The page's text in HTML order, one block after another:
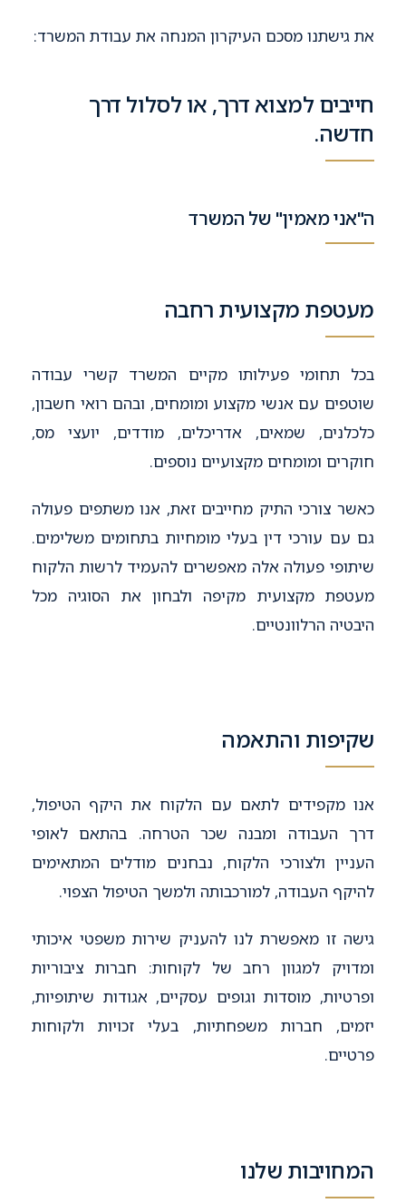
את גישתנו מסכם העיקרון המנחה את עבודת המשרד:
חייבים למצוא דרך, או לסלול דרך
חדשה.
ה"אני מאמין" של המשרד
מעטפת מקצועית רחבה
בכל תחומי פעילותו מקיים המשרד קשרי עבודה
שוטפים עם אנשי מקצוע ומומחים, ובהם רואי חשבון,
כלכלנים, שמאים, אדריכלים, מודדים, יועצי מס,
חוקרים ומומחים מקצועיים נוספים.
כאשר צורכי התיק מחייבים זאת, אנו משתפים פעולה
גם עם עורכי דין בעלי מומחיות בתחומים משלימים.
שיתופי פעולה אלה מאפשרים להעמיד לרשות הלקוח
מעטפת מקצועית מקיפה ולבחון את הסוגיה מכל
היבטיה הרלוונטיים.
שקיפות והתאמה
אנו מקפידים לתאם עם הלקוח את היקף הטיפול,
דרך העבודה ומבנה שכר הטרחה. בהתאם לאופי
העניין ולצורכי הלקוח, נבחנים מודלים המתאימים
להיקף העבודה, למורכבותה ולמשך הטיפול הצפוי.
גישה זו מאפשרת לנו להעניק שירות משפטי איכותי
ומדויק למגוון רחב של לקוחות: חברות ציבוריות
ופרטיות, מוסדות וגופים עסקיים, אגודות שיתופיות,
יזמים, חברות משפחתיות, בעלי זכויות ולקוחות
פרטיים.
המחויבות שלנו